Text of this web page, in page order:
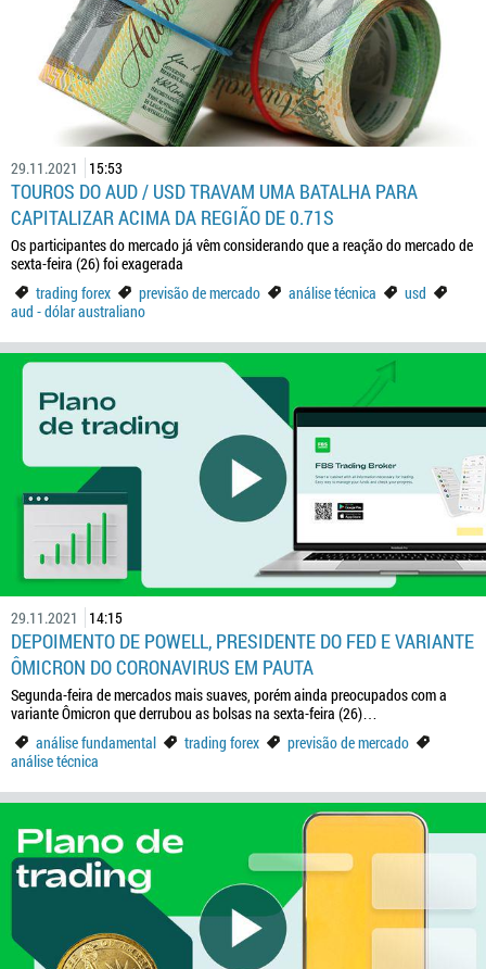
29.11.2021 15:53
TOUROS DO AUD / USD TRAVAM UMA BATALHA PARA
CAPITALIZAR ACIMA DA REGIÃO DE 0.71S
Os participantes do mercado já vêm considerando que a reação do mercado de
sexta-feira (26) foi exagerada
trading forex
previsão de mercado análise técnica
usd
aud - dólar australiano
29.11.2021 14:15
DEPOIMENTO DE POWELL, PRESIDENTE DO FED E VARIANTE
ÔMICRON DO CORONAVIRUS EM PAUTA
Segunda-feira de mercados mais suaves, porém ainda preocupados com a
variante Ômicron que derrubou as bolsas na sexta-feira (26)…
análise fundamental
trading forex
previsão de mercado
análise técnica